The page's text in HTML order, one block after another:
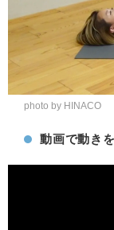
photo by HINACO
動画で動き